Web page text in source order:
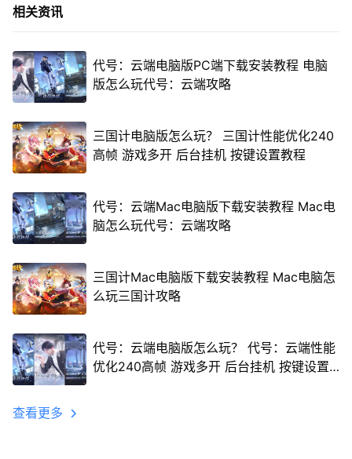
相关资讯
代号：云端电脑版PC端下载安装教程 电脑
版怎么玩代号：云端攻略
三国计电脑版怎么玩？ 三国计性能优化240
高帧 游戏多开 后台挂机 按键设置教程
代号：云端Mac电脑版下载安装教程 Mac电
脑怎么玩代号：云端攻略
三国计Mac电脑版下载安装教程 Mac电脑怎
么玩三国计攻略
代号：云端电脑版怎么玩？ 代号：云端性能
优化240高帧 游戏多开 后台挂机 按键设置
查看更多